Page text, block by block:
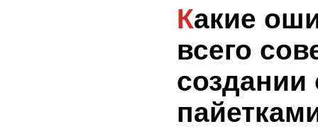
Какие ошибки чаще
всего
создании